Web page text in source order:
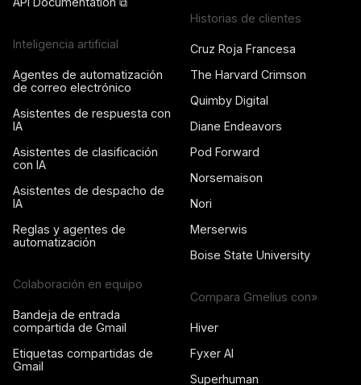
Inteligencia artificial
Agentes de automatización
de correo electrónico
Asistentes de respuesta con
IA
Asistentes de clasificación
con IA
Asistentes de despacho de
IA
Reglas y agentes de
automatización
Colaboración en equipo
Bandeja de entrada
compartida de Gmail
Etiquetas compartidas de
Gmail
Historias de clientes
Cruz Roja Francesa
The Harvard Crimson
Quimby Digital
Diane Endeavors
Pod Forward
Norsemaison
Nori
Merserwis
Boise State University
Compara Gmelius con»
Hiver
Fyxer AI
Superhuman